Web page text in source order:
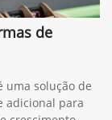
de
uma solução de
adicional para